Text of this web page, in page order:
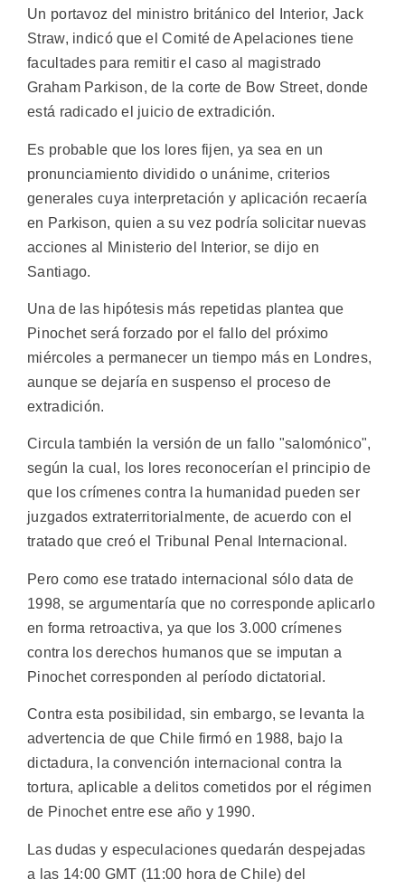
Un portavoz del ministro británico del Interior, Jack
Straw, indicó que el Comité de Apelaciones tiene
facultades para remitir el caso al magistrado
Graham Parkison, de la corte de Bow Street, donde
está radicado el juicio de extradición.
Es probable que los lores fijen, ya sea en un
pronunciamiento dividido o unánime, criterios
generales cuya interpretación y aplicación recaería
en Parkison, quien a su vez podría solicitar nuevas
acciones al Ministerio del Interior, se dijo en
Santiago.
Una de las hipótesis más repetidas plantea que
Pinochet será forzado por el fallo del próximo
miércoles a permanecer un tiempo más en Londres,
aunque se dejaría en suspenso el proceso de
extradición.
Circula también la versión de un fallo "salomónico",
según la cual, los lores reconocerían el principio de
que los crímenes contra la humanidad pueden ser
juzgados extraterritorialmente, de acuerdo con el
tratado que creó el Tribunal Penal Internacional.
Pero como ese tratado internacional sólo data de
1998, se argumentaría que no corresponde aplicarlo
en forma retroactiva, ya que los 3.000 crímenes
contra los derechos humanos que se imputan a
Pinochet corresponden al período dictatorial.
Contra esta posibilidad, sin embargo, se levanta la
advertencia de que Chile firmó en 1988, bajo la
dictadura, la convención internacional contra la
tortura, aplicable a delitos cometidos por el régimen
de Pinochet entre ese año y 1990.
Las dudas y especulaciones quedarán despejadas
a las 14:00 GMT (11:00 hora de Chile) del